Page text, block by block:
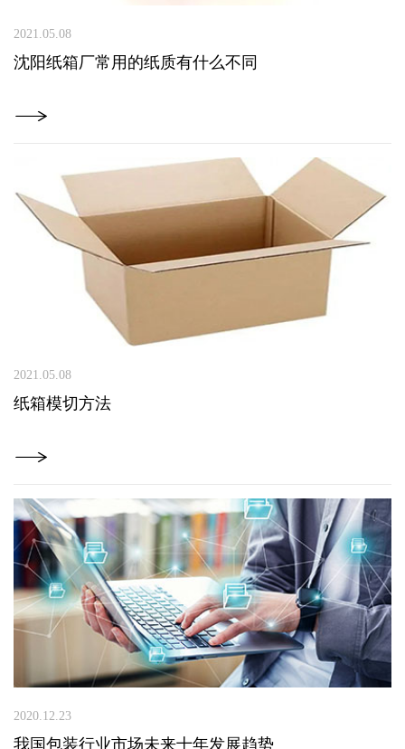
2021.05.08
沈阳纸箱厂常用的纸质有什么不同
2021.05.08
纸箱模切方法
2020.12.23
我国包装行业市场未来十年发展趋势